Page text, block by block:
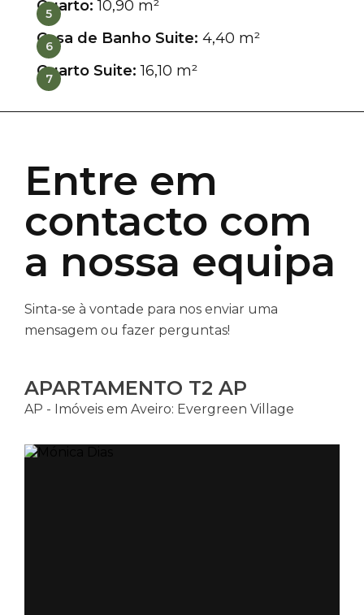
5
Quarto:10,90 m²
6
Casa de Banho Suite: 4,40 m²
7
Quarto Suite:16,10 m²
Entre em
contacto com
a nossa equipa
Sinta-se à vontade para nos enviar uma
mensagem ou fazer perguntas!
APARTAMENTO T2 AP
AP - Imóveis em Aveiro: Evergreen Village